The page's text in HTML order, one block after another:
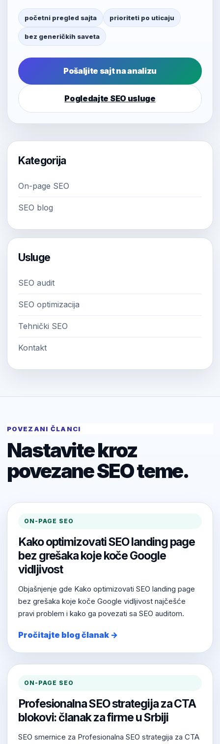
početni pregled sajta prioriteti po uticaju
bez generičkih saveta
Pošaljite sajt na analizu
Pogledajte SEO usluge
Kategorija
On-page SEO
SEO blog
Usluge
SEO audit
SEO optimizacija
Tehnički SEO
Kontakt
POVEZANI ČLANCI
Nastavite kroz
povezane SEO teme.
ON-PAGE SEO
Kako optimizovati SEO landing page
bez grešaka koje koče Google
vidljivost
Objašnjenje gde Kako optimizovati SEO landing page
bez grešaka koje koče Google vidljivost najčešće
pravi problem i kako ga povezati sa SEO auditom.
Pročitajte blog članak →
ON-PAGE SEO
Profesionalna SEO strategija za CTA
blokovi: članak za firme u Srbiji
SEO smernice za Profesionalna SEO strategija za CTA